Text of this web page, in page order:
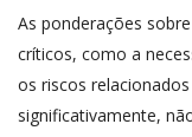
As ponderações
críticos, como a
os riscos
significativamente,